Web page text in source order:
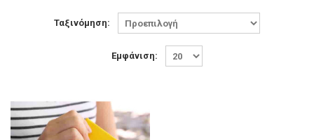
Ταξινόμηση:
Εμφάνιση: